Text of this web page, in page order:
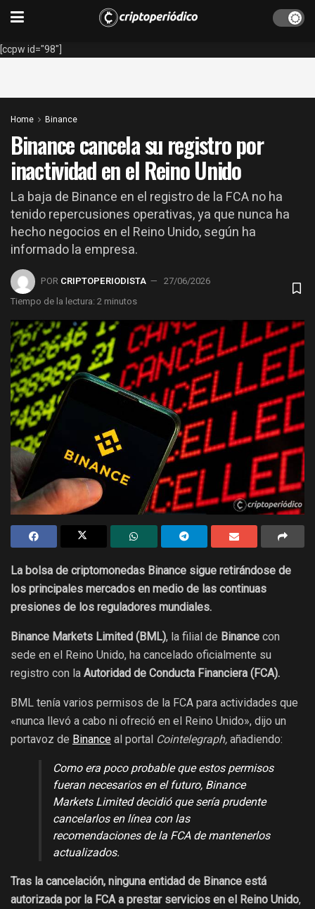
[ccpw id="98"]
Home Binance
Binance cancela su registro por
inactividad en el Reino Unido
La baja de Binance en el registro de la FCA no ha
tenido repercusiones operativas, ya que nunca ha
hecho negocios en el Reino Unido, según ha
informado la empresa.
POR CRIPTOPERIODISTA
27/06/2026
Tiempo de la lectura: 2 minutos
La bolsa de criptomonedas Binance sigue retirándose de
los principales mercados en medio de las continuas
presiones de los reguladores mundiales.
Binance Markets Limited (BML), la filial de Binance con
sede en el Reino Unido, ha cancelado oficialmente su
registro con la Autoridad de Conducta Financiera (FCA).
BML tenía varios permisos de la FCA para actividades que
«nunca llevó a cabo ni ofreció en el Reino Unido», dijo un
portavoz de Binance al portal Cointelegraph, añadiendo:
Como era poco probable que estos permisos
fueran necesarios en el futuro, Binance
Markets Limited decidió que sería prudente
cancelarlos en línea con las
recomendaciones de la FCA de mantenerlos
actualizados.
Tras la cancelación, ninguna entidad de Binance está
autorizada por la FCA a prestar servicios en el Reino Unido,